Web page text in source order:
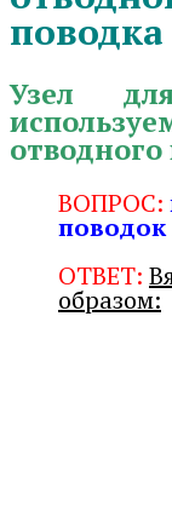
поводка
Узел
ВОПРОС:
поводок
ОТВЕТ:
образом: